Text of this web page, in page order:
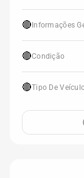
🔴 Informações
🔴Condição
🔴Tipo De